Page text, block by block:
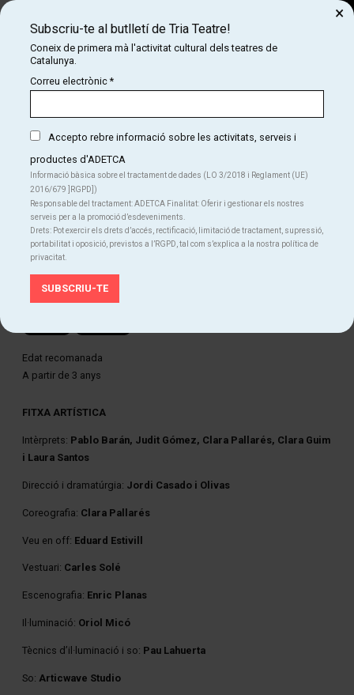
CARTELLERA
MAGIC PABLO: EL GRAN REPTE
COMPRAR
Des de Des de
10 €
Del dg. 20.09.26al dg. 13.06.27| 12:00 h
Teatre Poliorama
Durada:75 min
Màgia Familiar
Idiomes
Edat recomanada
A partir de 3 anys
FITXA ARTÍSTICA
Intèrprets: Pablo Barán, Judit Gómez, Clara Pallarés, Clara Guim
i Laura Santos
Direcció i dramatúrgia: Jordi Casado i Olivas
Coreografia: Clara Pallarés
Veu en off: Eduard Estivill
Vestuari: Carles Solé
Escenografia: Enric Planas
Il·luminació: Oriol Micó
Tècnics d’il·luminació i so: Pau Lahuerta
So: Articwave Studio
Subscriu-te al butlletí de Tria Teatre!
Coneix de primera mà l'activitat cultural dels teatres de
Catalunya.
Correu electrònic*
Accepto rebre informació sobre les activitats, serveis i
productes d'ADETCA
Informació bàsica sobre el tractament de dades (LO 3/2018 i Reglament (UE)
2016/679 ]RGPD])
Responsable del tractament: ADETCA Finalitat: Oferir i gestionar els nostres
serveis per a la promoció d’esdeveniments.
Drets: Pot exercir els drets d’accés, rectificació, limitació de tractament, supressió,
portabilitat i oposició, previstos a l’RGPD, tal com s’explica a la nostra política de
privacitat.
×